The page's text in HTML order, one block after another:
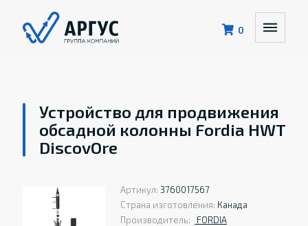
0
Устройство для продвижения
обсадной колонны Fordia HWT
DiscovOre
Артикул: 3760017567
Страна изготовления: Канада
Производитель:
FORDIA